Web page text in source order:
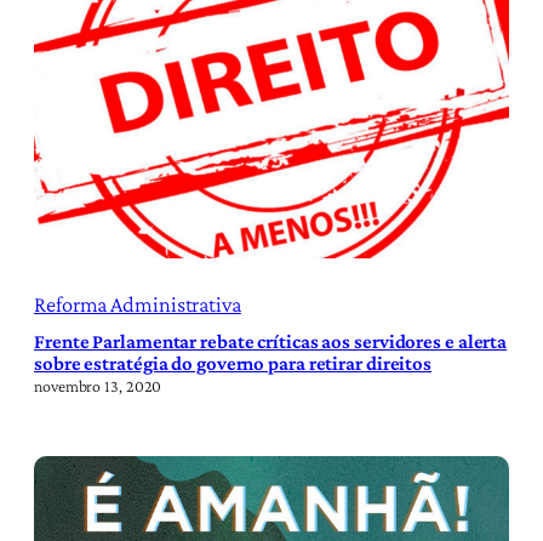
Reforma Administrativa
Frente Parlamentar rebate críticas aos servidores e alerta
sobre estratégia do governo para retirar direitos
novembro 13, 2020